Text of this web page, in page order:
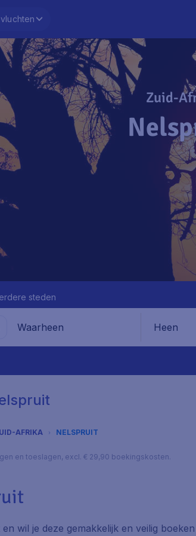
Zuid-
steden
Waarheen Heen
AFRIKA NELSPRUIT
en toeslagen, excl. € 29,90 boekingskosten.
wil je deze gemakkelijk en veilig